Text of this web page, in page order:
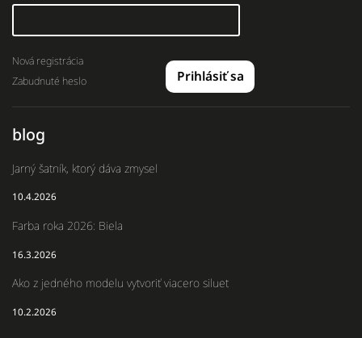
Prihlásiť sa
Nová registrácia
Zabudnuté heslo
blog
Jarný šatník, ktorý dáva zmysel
10.4.2026
Farba roka 2026: Biela
16.3.2026
Ako z jedného modelu vytvoriť viacero siluet
10.2.2026